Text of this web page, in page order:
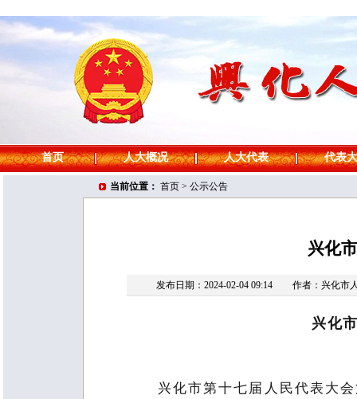
首页 人大概况 人大代表 代表
当前位置： 首页 > 公示公告
兴化
发布日期：2024-02-04 09:14 作者：兴化市
兴化
兴化市第十七届人民代表大